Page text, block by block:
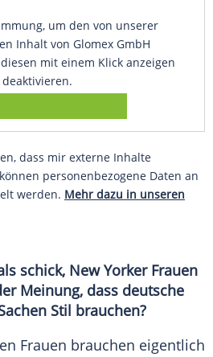
um den von unserer
Inhalt von Glomex GmbH
mit einem Klick anzeigen
dass mir externe Inhalte
personenbezogene Daten an
werden. Mehr dazu in unseren
schick, New Yorker Frauen
Meinung, dass deutsche
Stil brauchen?
Frauen brauchen eigentlich